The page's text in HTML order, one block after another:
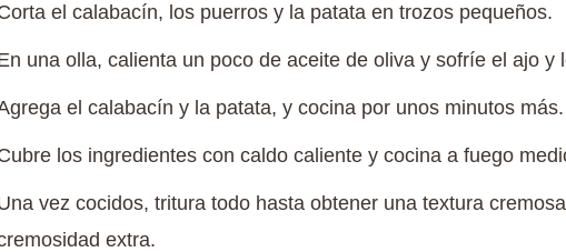
el calabacín, los puerros y la patata en trozos pequeños.
una olla, calienta un poco de aceite de oliva y sofríe el ajo y
el calabacín y la patata, y cocina por unos minutos más.
los ingredientes con caldo caliente y cocina a fuego
vez cocidos, tritura todo hasta obtener una textura
extra.